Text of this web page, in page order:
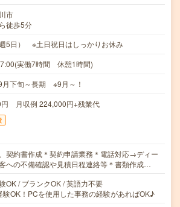
市
徒歩5分
5日） ※土日祝日はしっかりお休み
実働7時間 休憩1時間)
月下旬～長期 ※9月～！
月収例 224,000円+残業代
契約書作成＊契約申請業務＊電話対応→ディー
への不備確認や見積日程連絡等＊書類作成…
OK / ブランクOK / 英語力不要
験OK！PCを使用した事務の経験があればOK♪